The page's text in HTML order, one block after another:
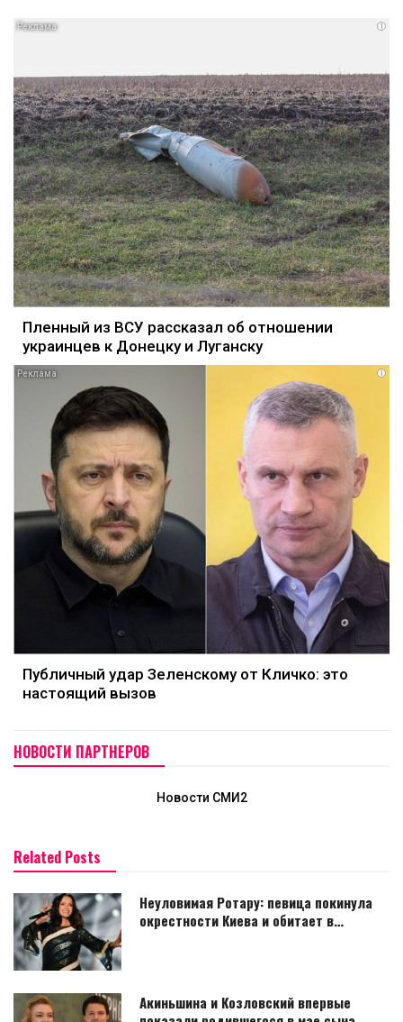
i
Пленный из ВСУ рассказал об отношении
украинцев к Донецку и Луганску
i
Публичный удар Зеленскому от Кличко: это
настоящий вызов
НОВОСТИ ПАРТНЕРОВ
Новости СМИ2
Related Posts
Неуловимая Ротару: певица покинула
окрестности Киева и обитает в…
Акиньшина и Козловский впервые